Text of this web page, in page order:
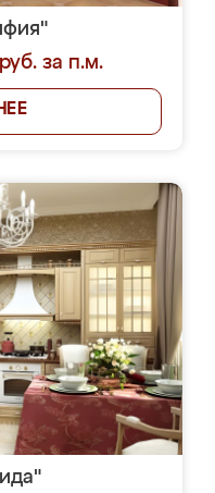
за п.м.